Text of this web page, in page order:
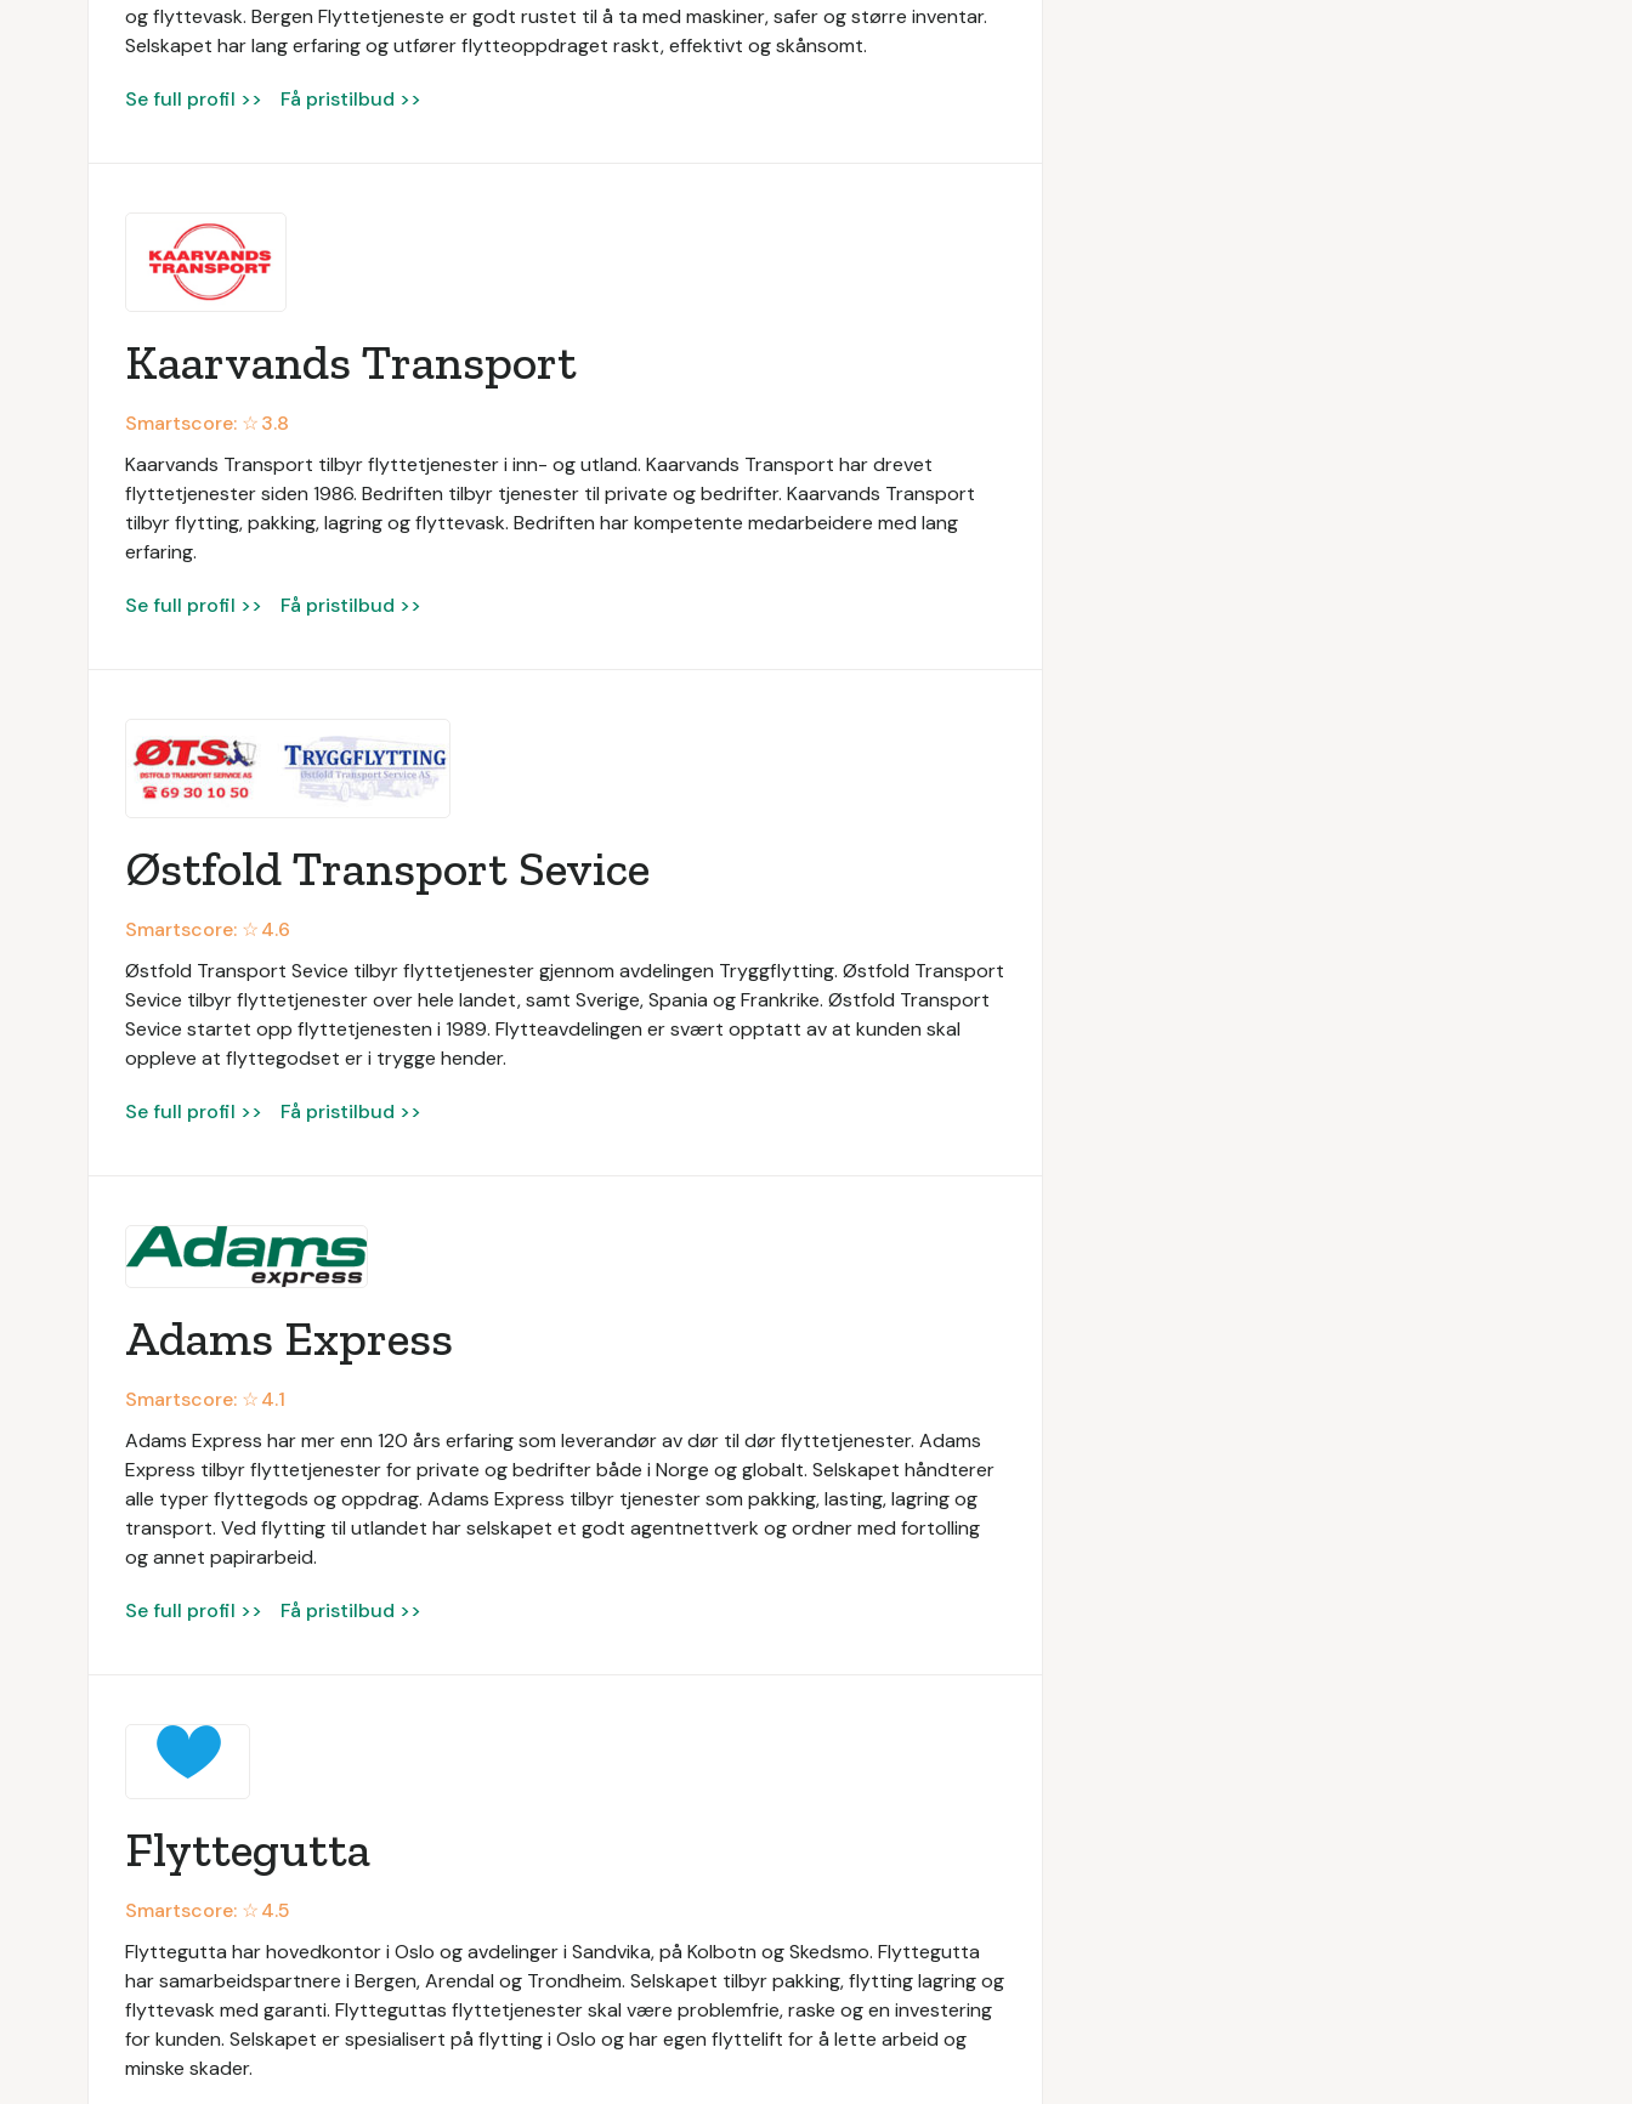
og flyttevask. Bergen Flyttetjeneste er godt rustet til å ta med maskiner, safer og større inventar.
Selskapet har lang erfaring og utfører flytteoppdraget raskt, effektivt og skånsomt.
Se full profil >> Få pristilbud >>
Kaarvands Transport
Smartscore: ☆3.8
Kaarvands Transport tilbyr flyttetjenester i inn- og utland. Kaarvands Transport har drevet
flyttetjenester siden 1986. Bedriften tilbyr tjenester til private og bedrifter. Kaarvands Transport
tilbyr flytting, pakking, lagring og flyttevask. Bedriften har kompetente medarbeidere med lang
erfaring.
Se full profil >> Få pristilbud >>
Østfold Transport Sevice
Smartscore: ☆4.6
Østfold Transport Sevice tilbyr flyttetjenester gjennom avdelingen Tryggflytting. Østfold Transport
Sevice tilbyr flyttetjenester over hele landet, samt Sverige, Spania og Frankrike. Østfold Transport
Sevice startet opp flyttetjenesten i 1989. Flytteavdelingen er svært opptatt av at kunden skal
oppleve at flyttegodset er i trygge hender.
Se full profil >> Få pristilbud >>
Adams Express
Smartscore: ☆4.1
Adams Express har mer enn 120 års erfaring som leverandør av dør til dør flyttetjenester. Adams
Express tilbyr flyttetjenester for private og bedrifter både i Norge og globalt. Selskapet håndterer
alle typer flyttegods og oppdrag. Adams Express tilbyr tjenester som pakking, lasting, lagring og
transport. Ved flytting til utlandet har selskapet et godt agentnettverk og ordner med fortolling
og annet papirarbeid.
Se full profil >> Få pristilbud >>
Flyttegutta
Smartscore: ☆4.5
Flyttegutta har hovedkontor i Oslo og avdelinger i Sandvika, på Kolbotn og Skedsmo. Flyttegutta
har samarbeidspartnere i Bergen, Arendal og Trondheim. Selskapet tilbyr pakking, flytting lagring og
flyttevask med garanti. Flytteguttas flyttetjenester skal være problemfrie, raske og en investering
for kunden. Selskapet er spesialisert på flytting i Oslo og har egen flyttelift for å lette arbeid og
minske skader.